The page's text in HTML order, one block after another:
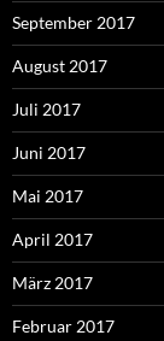
September 2017
August 2017
Juli 2017
Juni 2017
Mai 2017
April 2017
März 2017
Februar 2017